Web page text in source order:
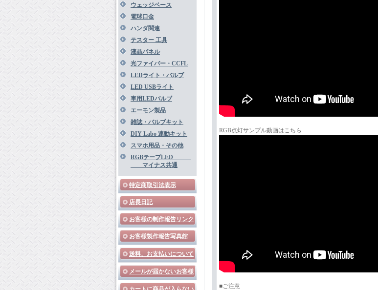
ウェッジベース
電球口金
ハンダ関連
テスター 工具
液晶パネル
光ファイバー・CCFL
LEDライト・バルブ
LED USBライト
車用LEDバルブ
エーモン製品
雑誌・バルブキット
DIY Labo 連動キット
スマホ用品・その他
RGBテープLED
マイナス共通
特定商取引法表示
店長日記
お客様の制作報告リンク
お客様製作報告写真館
送料、お支払いについて
メールが届かないお客様
RGB点灯サンプル動画はこちら
■ご注意